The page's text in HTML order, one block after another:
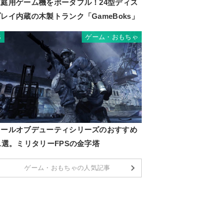
用ゲーム機をポータブル！24型ディス
イ内蔵の木製トランク「GameBoks」
ゲーム・おもちゃ
ルオブデューティシリーズのおすすめ
選。ミリタリーFPSの金字塔
ゲーム・おもちゃの人気記事